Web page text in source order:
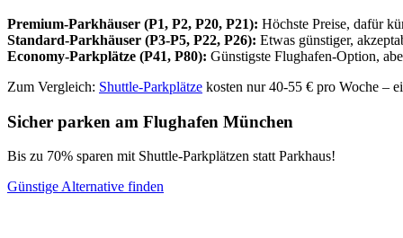
Premium-Parkhäuser (P1, P2, P20, P21): Höchste Preise, dafür
Standard-Parkhäuser (P3-P5, P22, P26): Etwas günstiger,
Economy-Parkplätze (P41, P80): Günstigste Flughafen-Option,
Zum Vergleich: Shuttle-Parkplätze kosten nur 40-55 € pro Woche –
Sicher parken am Flughafen München
Bis zu 70% sparen mit Shuttle-Parkplätzen statt Parkhaus!
Günstige Alternative finden